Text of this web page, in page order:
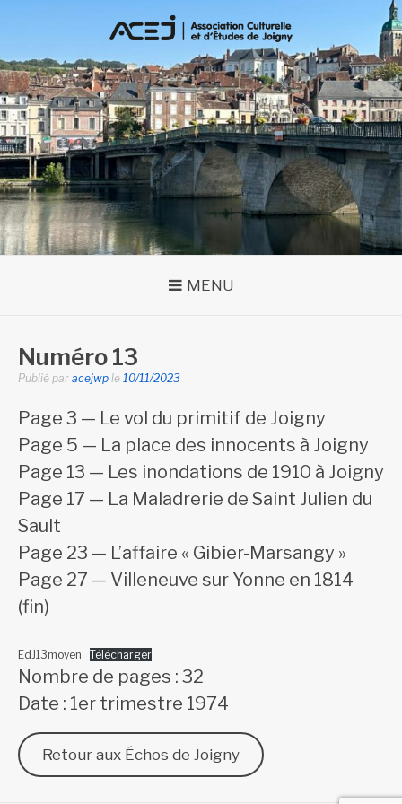
MENU
Numéro 13
Publié par acejwp le 10/11/2023
Page 3 — Le vol du primitif de Joigny
Page 5 — La place des innocents à Joigny
Page 13 — Les inondations de 1910 à Joigny
Page 17 — La Maladrerie de Saint Julien du
Sault
Page 23 — L’affaire « Gibier-Marsangy »
Page 27 — Villeneuve sur Yonne en 1814
(fin)
EdJ13moyen Télécharger
Nombre de pages : 32
Date : 1er trimestre 1974
Retour aux Échos de Joigny